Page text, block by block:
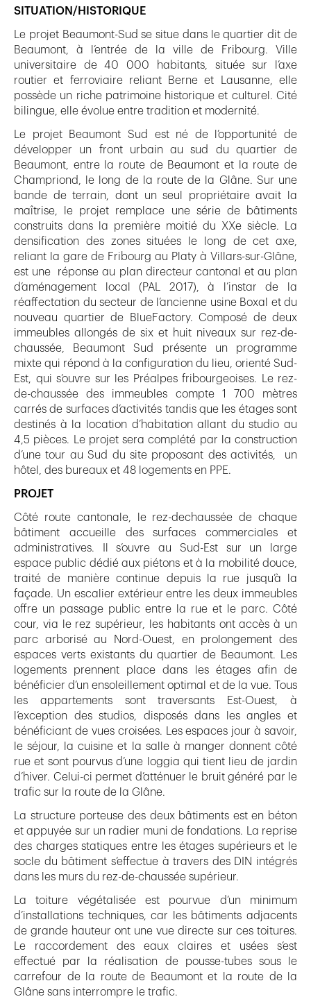
SITUATION/HISTORIQUE
Le projet Beaumont-Sud se situe dans le quartier dit de
Beaumont, à l’entrée de la ville de Fribourg. Ville
universitaire de 40 000 habitants, située sur l’axe
routier et ferroviaire reliant Berne et Lausanne, elle
possède un riche patrimoine historique et culturel. Cité
bilingue, elle évolue entre tradition et modernité.
Le projet Beaumont Sud est né de l’opportunité de
développer un front urbain au sud du quartier de
Beaumont, entre la route de Beaumont et la route de
Champriond, le long de la route de la Glâne. Sur une
bande de terrain, dont un seul propriétaire avait la
maîtrise, le projet remplace une série de bâtiments
construits dans la première moitié du XXe siècle. La
densification des zones situées le long de cet axe,
reliant la gare de Fribourg au Platy à Villars-sur-Glâne,
est une réponse au plan directeur cantonal et au plan
d’aménagement local (PAL 2017), à l’instar de la
réaffectation du secteur de l’ancienne usine Boxal et du
nouveau quartier de BlueFactory. Composé de deux
immeubles allongés de six et huit niveaux sur rez-de-
chaussée, Beaumont Sud présente un programme
mixte qui répond à la configuration du lieu, orienté Sud-
Est, qui s’ouvre sur les Préalpes fribourgeoises. Le rez-
de-chaussée des immeubles compte 1 700 mètres
carrés de surfaces d’activités tandis que les étages sont
destinés à la location d’habitation allant du studio au
4,5 pièces. Le projet sera complété par la construction
d’une tour au Sud du site proposant des activités, un
hôtel, des bureaux et 48 logements en PPE.
PROJET
Côté route cantonale, le rez-dechaussée de chaque
bâtiment accueille des surfaces commerciales et
administratives. Il s’ouvre au Sud-Est sur un large
espace public dédié aux piétons et à la mobilité douce,
traité de manière continue depuis la rue jusqu’à la
façade. Un escalier extérieur entre les deux immeubles
offre un passage public entre la rue et le parc. Côté
cour, via le rez supérieur, les habitants ont accès à un
parc arborisé au Nord-Ouest, en prolongement des
espaces verts existants du quartier de Beaumont. Les
logements prennent place dans les étages afin de
bénéficier d’un ensoleillement optimal et de la vue. Tous
les appartements sont traversants Est-Ouest, à
l’exception des studios, disposés dans les angles et
bénéficiant de vues croisées. Les espaces jour à savoir,
le séjour, la cuisine et la salle à manger donnent côté
rue et sont pourvus d’une loggia qui tient lieu de jardin
d’hiver. Celui-ci permet d’atténuer le bruit généré par le
trafic sur la route de la Glâne.
La structure porteuse des deux bâtiments est en béton
et appuyée sur un radier muni de fondations. La reprise
des charges statiques entre les étages supérieurs et le
socle du bâtiment s’effectue à travers des DIN intégrés
dans les murs du rez-de-chaussée supérieur.
La toiture végétalisée est pourvue d’un minimum
d’installations techniques, car les bâtiments adjacents
de grande hauteur ont une vue directe sur ces toitures.
Le raccordement des eaux claires et usées s’est
effectué par la réalisation de pousse-tubes sous le
carrefour de la route de Beaumont et la route de la
Glâne sans interrompre le trafic.